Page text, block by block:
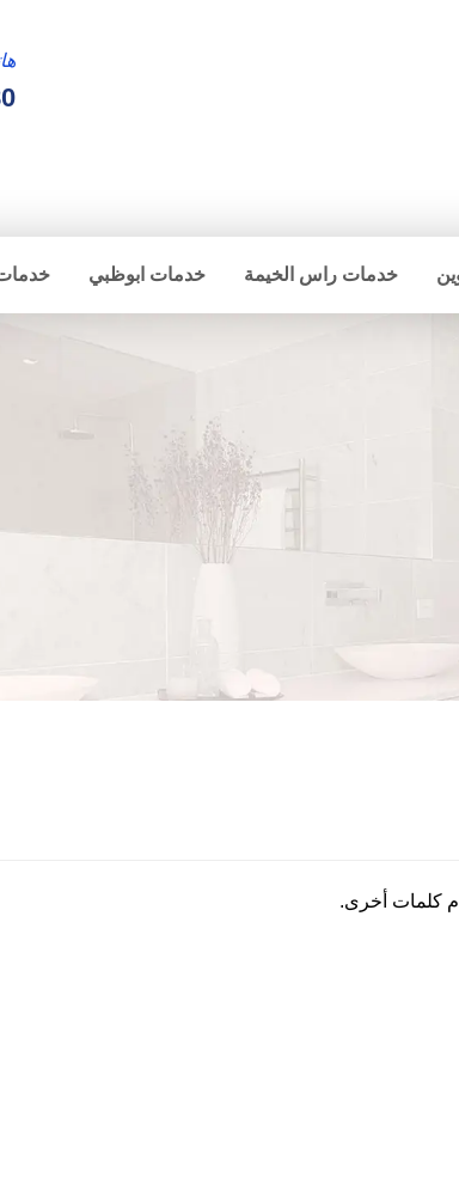
خدمات راس الخيمة خدمات ابوظبي
كلمات أخرى.